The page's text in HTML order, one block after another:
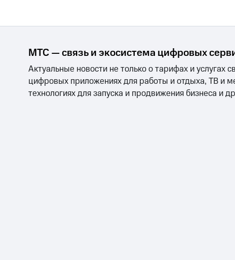
МТС — связь и экосистема цифровых
Актуальные новости не только о тарифах и услугах
цифровых приложениях для работы и отдыха, ТВ и
технологиях для запуска и продвижения бизнеса и